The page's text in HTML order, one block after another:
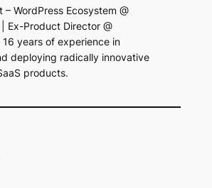
– WordPress Ecosystem @
Ex-Product Director @
16 years of experience in
deploying radically innovative
products.